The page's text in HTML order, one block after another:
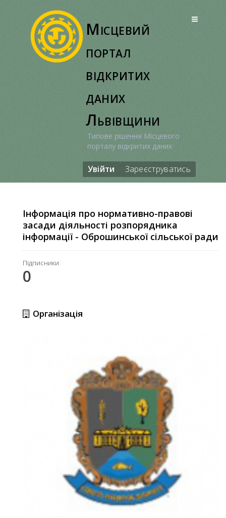
Місцевий
портал
відкритих
даних
Львівщини
Типове рішення Місцевого
порталу відкритих даних
Увійти Зареєструватись
Інформація про нормативно-правові
засади діяльності розпорядника
інформації - Оброшинської сільської ради
Підписники
0
Організація